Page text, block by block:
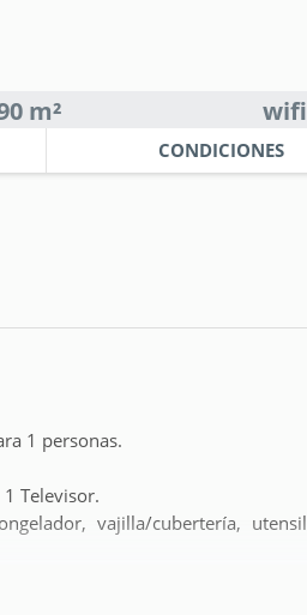
m² wifi
CONDICIONES
1 personas.
Televisor.
vajilla/cubertería,